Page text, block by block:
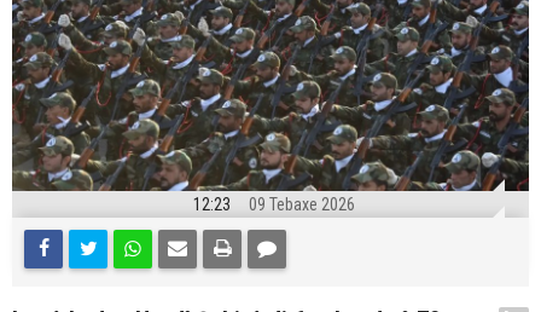
12:23 09 Tebaxe 2026